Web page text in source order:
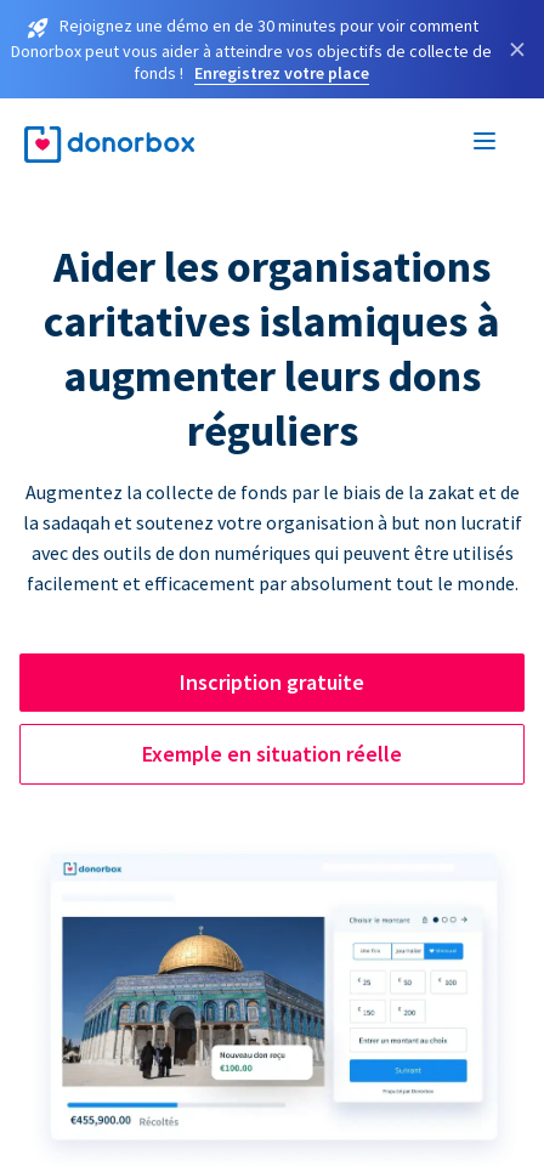
Rejoignez une démo en de 30 minutes pour voir comment
Donorbox peut vous aider à atteindre vos objectifs de collecte de
fonds !
Enregistrez votre place
×
Aider les organisations
caritatives islamiques à
augmenter leurs dons
réguliers
Augmentez la collecte de fonds par le biais de la zakat et de
la sadaqah et soutenez votre organisation à but non lucratif
avec des outils de don numériques qui peuvent être utilisés
facilement et efficacement par absolument tout le monde.
Inscription gratuite
Exemple en situation réelle